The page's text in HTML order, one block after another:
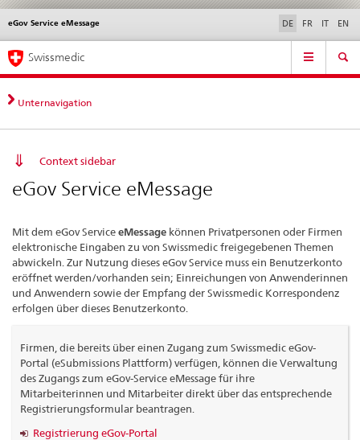
Direktnavigation
News,
Rechtsgrundlagen,
Kontakt
News & Updates Kontakt | Support & Hilfe
eGov Service eMessage
Sprachwahl DE FR IT EN
Service
Hauptnavigation
Swissmedic
Unternavigation
Context sidebar
eGov Service eMessage
Mit dem eGov ServiceeMessage können Privatpersonen oder Firmen
elektronische Eingaben zu von Swissmedic freigegebenen Themen
abwickeln. Zur Nutzung dieses eGov Service muss ein Benutzerkonto
eröffnet werden/vorhanden sein; Einreichungen von Anwenderinnen
und Anwendern sowie der Empfang der Swissmedic Korrespondenz
erfolgen über dieses Benutzerkonto.
Firmen, die bereits über einen Zugang zum Swissmedic eGov-
Portal (eSubmissions Plattform) verfügen, können die Verwaltung
des Zugangs zum eGov-Service eMessage für ihre
Mitarbeiterinnen und Mitarbeiter direkt über das entsprechende
Registrierungsformular beantragen.
Registrierung eGov-Portal